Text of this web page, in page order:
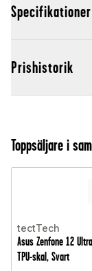
Specifikationer
Prishistorik
Toppsäljare i
tectTech
Asus Zenfone 12
TPU-skal, Svart